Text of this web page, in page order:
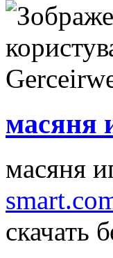
масяня
масяня
скачать